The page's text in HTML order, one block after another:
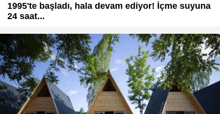
1995'te başladı, hala devam ediyor! İçme suyuna
24 saat...